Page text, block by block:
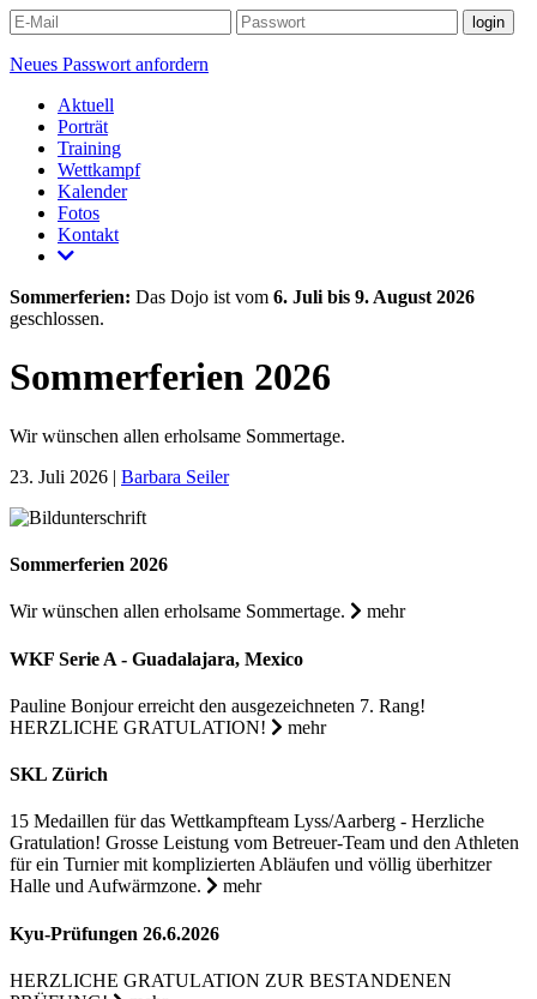
Neues Passwort anfordern
Aktuell
Porträt
Training
Wettkampf
Kalender
Fotos
Kontakt
Sommerferien: Das Dojo ist vom 6. Juli bis 9. August 2026
geschlossen.
Sommerferien 2026
Wir wünschen allen erholsame Sommertage.
23. Juli 2026 | Barbara Seiler
Sommerferien 2026
Wir wünschen allen erholsame Sommertage. mehr
WKF Serie A - Guadalajara, Mexico
Pauline Bonjour erreicht den ausgezeichneten 7. Rang!
HERZLICHE GRATULATION!
mehr
SKL Zürich
15 Medaillen für das Wettkampfteam Lyss/Aarberg - Herzliche
Gratulation! Grosse Leistung vom Betreuer-Team und den Athleten
für ein Turnier mit komplizierten Abläufen und völlig überhitzer
Halle und Aufwärmzone.
mehr
Kyu-Prüfungen 26.6.2026
HERZLICHE GRATULATION ZUR BESTANDENEN